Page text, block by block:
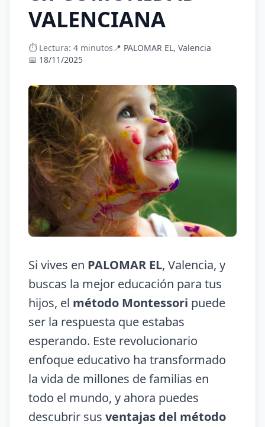
VALENCIANA
⏱️ Lectura: 4 minutos📍 PALOMAR EL, Valencia
📅 18/11/2025
Si vives en PALOMAR EL, Valencia, y
buscas la mejor educación para tus
hijos, el método Montessori puede
ser la respuesta que estabas
esperando. Este revolucionario
enfoque educativo ha transformado
la vida de millones de familias en
todo el mundo, y ahora puedes
descubrir sus ventajas del método